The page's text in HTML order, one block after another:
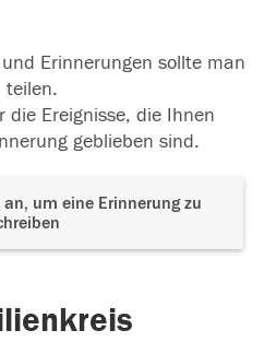
Erinnerungen sollte man
teilen.
die Ereignisse, die Ihnen
geblieben sind.
um eine Erinnerung zu